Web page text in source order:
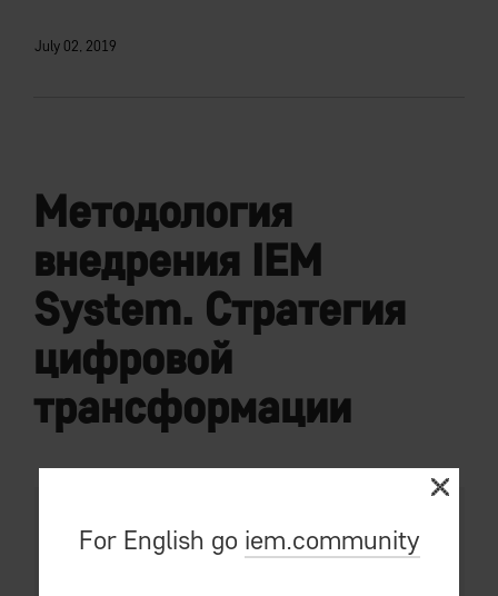
July 02, 2019
Методология
внедрения IEM
System. Стратегия
цифровой
трансформации
For English go iem.community